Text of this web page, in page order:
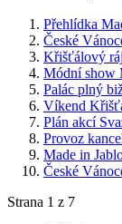
Přehlídka
České
Křišťálový ráj
Módní show
Palác plný
Víkend
Plán akcí
Provoz
Made in
České
Strana 1 z 7